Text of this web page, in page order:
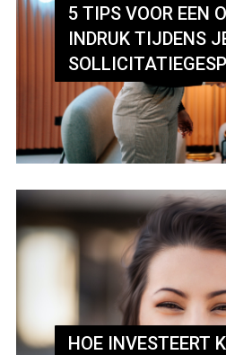
5 TIPS VOOR EEN
INDRUK TIJDENS
HOE INVESTEERT